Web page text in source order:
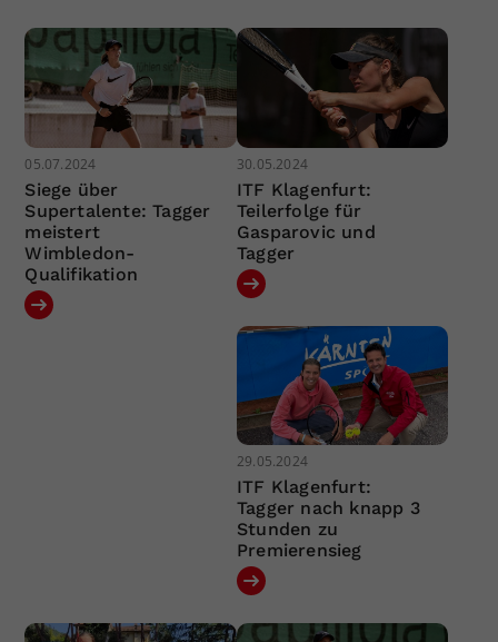
05.07.2024
Siege über
Supertalente: Tagger
meistert
Wimbledon-
Qualifikation
30.05.2024
ITF Klagenfurt:
Teilerfolge für
Gasparovic und
Tagger
29.05.2024
ITF Klagenfurt:
Tagger nach knapp 3
Stunden zu
Premierensieg